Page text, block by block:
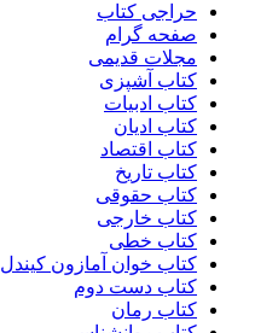
حراجی کتاب
صفحه گرام
مجلات قدیمی
کتاب آشپزی
کتاب ادبیات
کتاب ادیان
کتاب اقتصاد
کتاب تاریخ
کتاب حقوقی
کتاب خارجی
کتاب خطی
کتاب خوان آمازون کیندل
کتاب دست دوم
کتاب رمان